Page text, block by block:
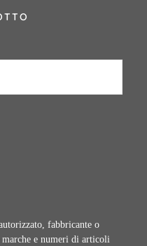
fabbricante o
e numeri di articoli